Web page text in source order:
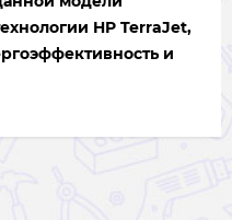
HP TerraJet,
и